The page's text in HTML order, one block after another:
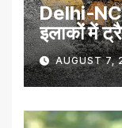
Delhi-
इलाकों में
AUGUST 7,